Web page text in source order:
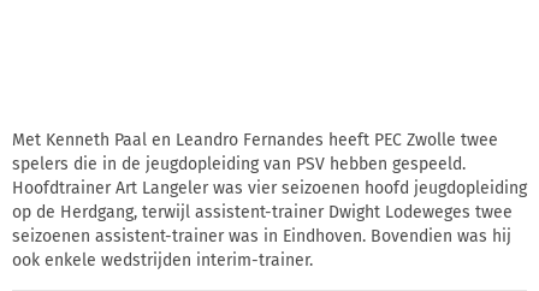
Met Kenneth Paal en Leandro Fernandes heeft PEC Zwolle twee
spelers die in de jeugdopleiding van PSV hebben gespeeld.
Hoofdtrainer Art Langeler was vier seizoenen hoofd jeugdopleiding
op de Herdgang, terwijl assistent-trainer Dwight Lodeweges twee
seizoenen assistent-trainer was in Eindhoven. Bovendien was hij
ook enkele wedstrijden interim-trainer.